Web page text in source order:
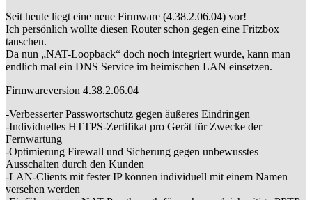
Seit heute liegt eine neue Firmware (4.38.2.06.04) vor!
Ich persönlich wollte diesen Router schon gegen eine Fritzbox
tauschen.
Da nun „NAT-Loopback“ doch noch integriert wurde, kann man
endlich mal ein DNS Service im heimischen LAN einsetzen.
Firmwareversion 4.38.2.06.04
-Verbesserter Passwortschutz gegen äußeres Eindringen
-Individuelles HTTPS-Zertifikat pro Gerät für Zwecke der
Fernwartung
-Optimierung Firewall und Sicherung gegen unbewusstes
Ausschalten durch den Kunden
-LAN-Clients mit fester IP können individuell mit einem Namen
versehen werden